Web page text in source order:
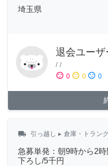
埼玉県
退会ユーザ
/ /
sentiment_satisfied 0 sentiment_neutral 0 sentiment_dissatisfied 0
local_shipping 引っ越し ▸ 倉庫・トラン
急募単発：朝9時から2
下ろし/5千円